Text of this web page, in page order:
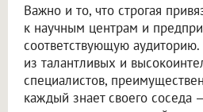
Важно и то, что строгая
к научным центрам и
соответствующую
из талантливых и
специалистов,
каждый знает своего соседа